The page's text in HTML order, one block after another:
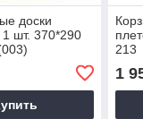
доски
шт. 370*290
213
1